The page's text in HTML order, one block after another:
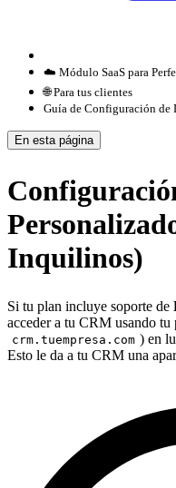
☁️ Módulo SaaS para
🌐 Para tus clientes
Guía de Configuración de
En esta página
Inquilinos)
Si tu plan incluye soporte de
acceder a tu CRM usando
crm.tuempresa.com ) en
Esto le da a tu CRM una